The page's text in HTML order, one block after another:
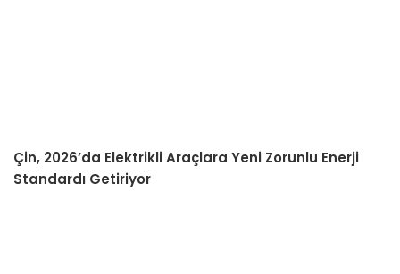
Çin, 2026’da Elektrikli Araçlara Yeni Zorunlu Enerji
Standardı Getiriyor